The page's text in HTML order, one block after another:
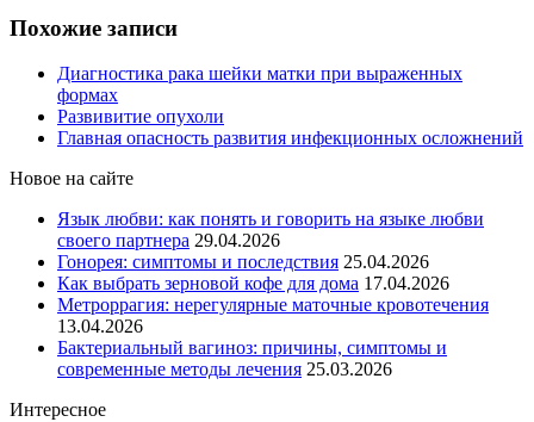
Похожие записи
Диагностика рака шейки матки при выраженных
формах
Развивитие опухоли
Главная опасность развития инфекционных осложнений
Новое на сайте
Язык любви: как понять и говорить на языке любви
своего партнера 29.04.2026
Гонорея: симптомы и последствия 25.04.2026
Как выбрать зерновой кофе для дома 17.04.2026
Метроррагия: нерегулярные маточные кровотечения
13.04.2026
Бактериальный вагиноз: причины, симптомы и
современные методы лечения 25.03.2026
Интересное